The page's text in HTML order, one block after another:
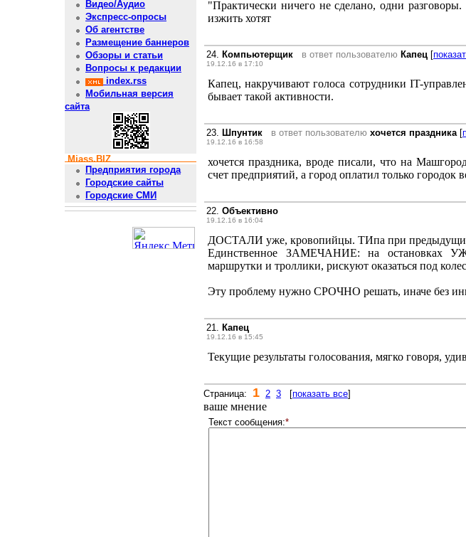
Видео/Аудио
Экспресс-опросы
Об агентстве
Размещение баннеров
Обзоры и статьи
Вопросы к редакции
index.rss
Мобильная версия
сайта
Miass.BIZ
Предприятия города
Городские сайты
Городские СМИ
"Практически ничего не сделано, одни
изжить хотят
24. Компьютерщик в ответ пользователю Капец [
19.12.16 в 17:10
Капец, накручивают голоса сотрудники IT-
бывает такой активности.
23. Шпунтик в ответ пользователю хочется праздника[
19.12.16 в 16:58
хочется праздника, вроде писали, что на
счет предприятий, а город оплатил только
22. Объективно
19.12.16 в 16:04
ДОСТАЛИ уже, кровопийцы. ТИпа при предыдущих
Единственное ЗАМЕЧАНИЕ: на остановках
маршрутки и троллики, рискуют оказаться под
Эту проблему нужно СРОЧНО решать, иначе без
21. Капец
19.12.16 в 15:45
Текущие результаты голосования, мягко говоря,
Cтраница: 1 2 3 [показать все]
ваше мнение
Текст сообщения:*